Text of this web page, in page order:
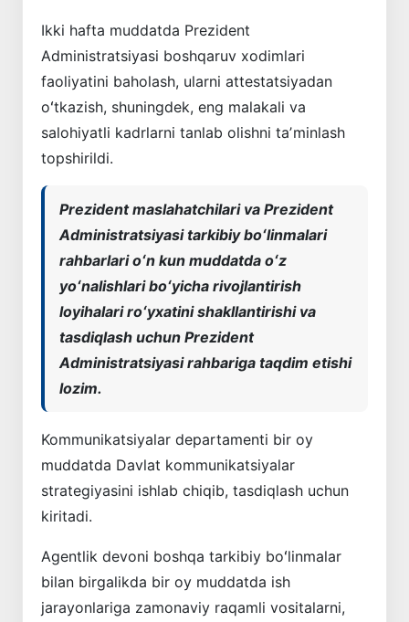
Ikki hafta muddatda Prezident
Administratsiyasi boshqaruv xodimlari
faoliyatini baholash, ularni attestatsiyadan
oʻtkazish, shuningdek, eng malakali va
salohiyatli kadrlarni tanlab olishni taʼminlash
topshirildi.
Prezident maslahatchilari va Prezident
Administratsiyasi tarkibiy boʻlinmalari
rahbarlari oʻn kun muddatda oʻz
yoʻnalishlari boʻyicha rivojlantirish
loyihalari roʻyxatini shakllantirishi va
tasdiqlash uchun Prezident
Administratsiyasi rahbariga taqdim etishi
lozim.
Kommunikatsiyalar departamenti bir oy
muddatda Davlat kommunikatsiyalar
strategiyasini ishlab chiqib, tasdiqlash uchun
kiritadi.
Agentlik devoni boshqa tarkibiy boʻlinmalar
bilan birgalikda bir oy muddatda ish
jarayonlariga zamonaviy raqamli vositalarni,